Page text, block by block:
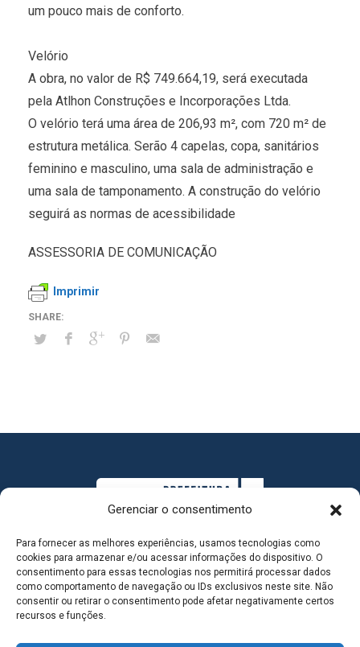
Gerenciar o consentimento
Para fornecer as melhores experiências, usamos tecnologias como
cookies para armazenar e/ou acessar informações do dispositivo. O
consentimento para essas tecnologias nos permitirá processar dados
como comportamento de navegação ou IDs exclusivos neste site. Não
consentir ou retirar o consentimento pode afetar negativamente certos
recursos e funções.
um pouco mais de conforto.
Velório
A obra, no valor de R$ 749.664,19, será executada
pela Atlhon Construções e Incorporações Ltda.
O velório terá uma área de 206,93 m², com 720 m² de
estrutura metálica. Serão 4 capelas, copa, sanitários
feminino e masculino, uma sala de administração e
uma sala de tamponamento. A construção do velório
seguirá as normas de acessibilidade
ASSESSORIA DE COMUNICAÇÃO
Imprimir
MAPA DO SITE